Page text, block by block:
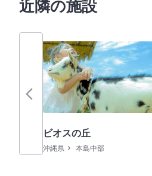
近隣の施設
ビオスの丘
沖縄県 本島中部